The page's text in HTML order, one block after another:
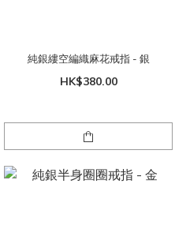
純銀縷空編織麻花戒指 - 銀
HK$380.00